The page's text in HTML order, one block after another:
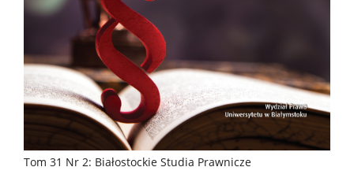
Tom 31 Nr 2: Białostockie Studia Prawnicze